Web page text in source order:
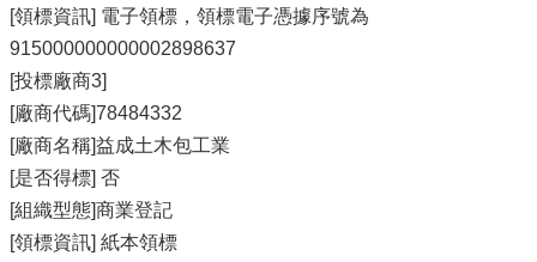
[領標資訊] 電子領標，領標電子憑據序號為
915000000000002898637
[投標廠商3]
[廠商代碼]78484332
[廠商名稱]益成土木包工業
[是否得標] 否
[組織型態]商業登記
[領標資訊] 紙本領標